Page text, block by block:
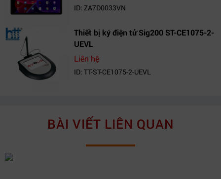
ID: ZA7D0033VN
Thiết bị ký điện tử Sig200 ST-CE1075-2-
UEVL
Liên hệ
ID: TT-ST-CE1075-2-UEVL
BÀI VIẾT LIÊN QUAN